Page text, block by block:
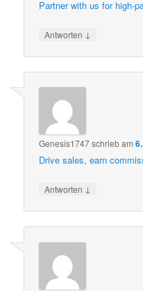
Partner with us for high-
Antworten ↓
Genesis1747schriebam
Drive sales, earn
Antworten ↓